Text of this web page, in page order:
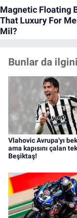
Bunlar da
Vlahovic Avrupa'yı
ama kapısını çalan
Beşiktaş!